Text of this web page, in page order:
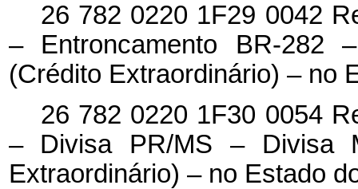
26 782 0220 1F29 0042
– Entroncamento BR-282
(Crédito Extraordinário) – no
26 782 0220 1F30 0054
– Divisa PR/MS – Divisa
Extraordinário) – no Estado